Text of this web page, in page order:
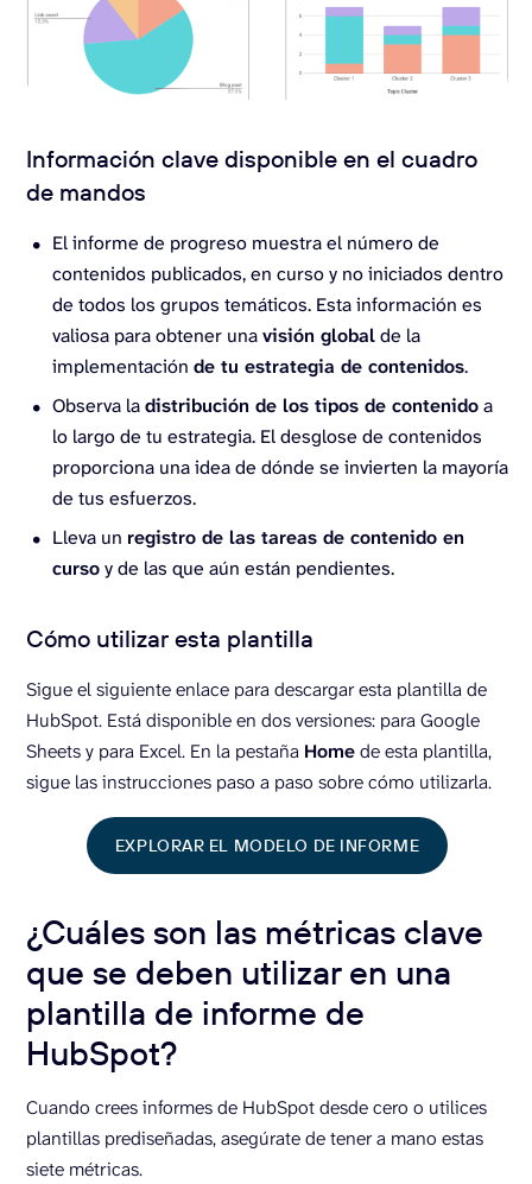
Información clave disponible en el cuadro
de mandos
El informe de progreso muestra el número de
contenidos publicados, en curso y no iniciados dentro
de todos los grupos temáticos. Esta información es
valiosa para obtener unavisión globalde la
implementación de tu estrategia de contenidos.
Observa ladistribución de los tipos de contenidoa
lo largo de tu estrategia. El desglose de contenidos
proporciona una idea de dónde se invierten la mayoría
de tus esfuerzos.
Lleva un registro de las tareas de contenido en
cursoy de las que aún están pendientes.
Cómo utilizar esta plantilla
Sigue el siguiente enlace para descargar esta plantilla de
HubSpot. Está disponible en dos versiones: para Google
Sheets y para Excel. En la pestaña Homede esta plantilla,
sigue las instrucciones paso a paso sobre cómo utilizarla.
EXPLORAR EL MODELO DE INFORME
¿Cuáles son las métricas clave
que se deben utilizar en una
plantilla de informe de
HubSpot?
Cuando crees informes de HubSpot desde cero o utilices
plantillas prediseñadas, asegúrate de tener a mano estas
siete métricas.